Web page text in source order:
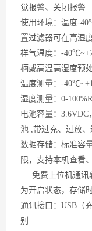
觉报警、关闭报警
使用环境：温度-
置过滤器可在高湿
样气温度： -
柄或高温高湿度预
温度测量： -
湿度测量： 0-
电池容量： 3.6VDC
池 ,带过充、过放
数据存储：标准容
限，支持本机查看
免费上位机通讯
为开启状态，存储
通讯接口： USB（
别